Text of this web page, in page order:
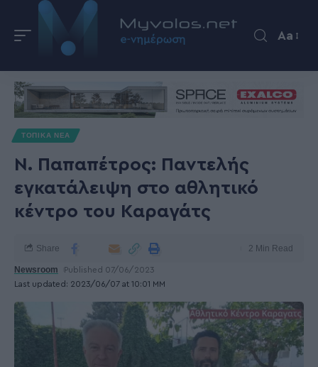
Aa
ΤΟΠΙΚΑ ΝΕΑ
Ν. Παπαπέτρος: Παντελής
εγκατάλειψη στο αθλητικό
κέντρο του Καραγάτς
Last updated: 2023/06/07 at 10:01 ΜΜ
Newsroom Published 07/06/2023
Share 2 Min Read